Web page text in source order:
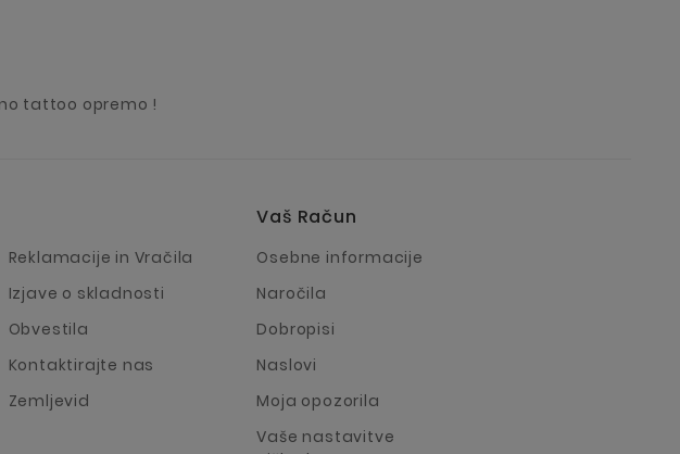
tattoo opremo !
Reklamacije in Vračila
Izjave o skladnosti
Obvestila
Kontaktirajte nas
Zemljevid
Vaš Račun
Osebne informacije
Naročila
Dobropisi
Naslovi
Moja opozorila
Vaše nastavitve